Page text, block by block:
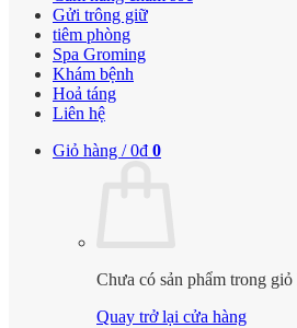
Gửi trông giữ
tiêm phòng
Spa Groming
Khám bệnh
Hoả táng
Liên hệ
Giỏ hàng /0₫ 0
Chưa có sản phẩm trong giỏ
Quay trở lại cửa hàng